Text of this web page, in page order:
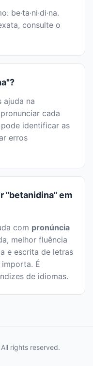
be·ta·ni·di·na.
consulte o
ajuda na
pronunciar cada
identificar as
erros
"betanidina" em
com pronúncia
melhor fluência
e escrita de letras
É
de idiomas.
rights reserved.